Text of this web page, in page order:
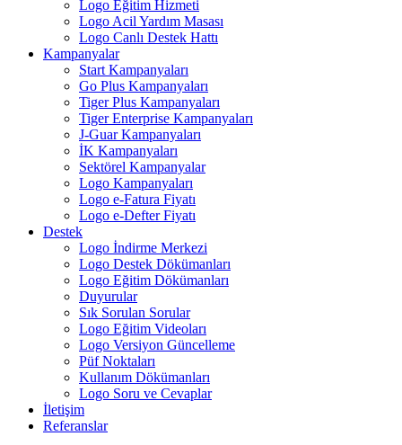
Logo Eğitim Hizmeti
Logo Acil Yardım Masası
Logo Canlı Destek Hattı
Kampanyalar
Start Kampanyaları
Go Plus Kampanyaları
Tiger Plus Kampanyaları
Tiger Enterprise Kampanyaları
J-Guar Kampanyaları
İK Kampanyaları
Sektörel Kampanyalar
Logo Kampanyaları
Logo e-Fatura Fiyatı
Logo e-Defter Fiyatı
Destek
Logo İndirme Merkezi
Logo Destek Dökümanları
Logo Eğitim Dökümanları
Duyurular
Sık Sorulan Sorular
Logo Eğitim Videoları
Logo Versiyon Güncelleme
Püf Noktaları
Kullanım Dökümanları
Logo Soru ve Cevaplar
İletişim
Referanslar